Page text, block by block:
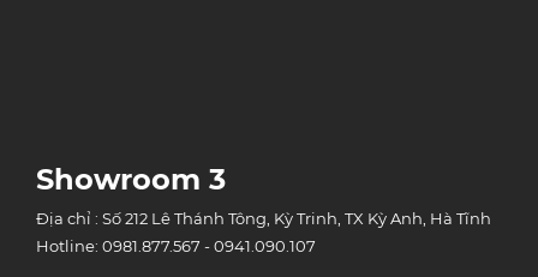
Showroom 3
Địa chỉ : Số 212 Lê Thánh Tông, Kỳ Trinh, TX Kỳ Anh, Hà Tĩnh
Hotline: 0981.877.567 - 0941.090.107